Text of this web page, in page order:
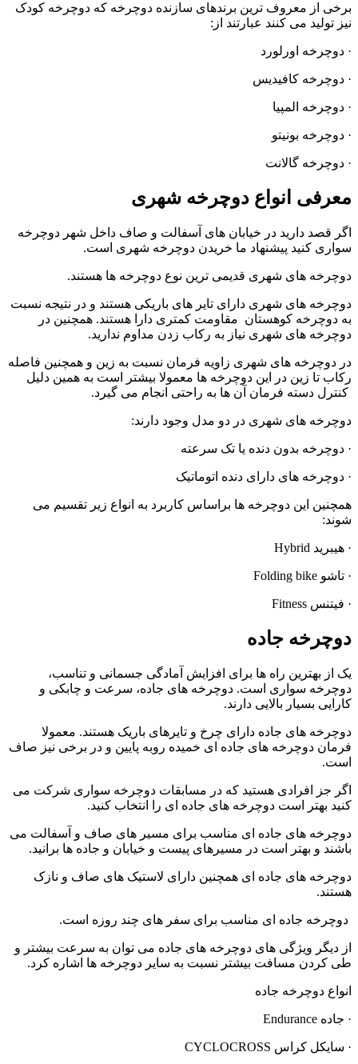
برخی از معروف ترین برندهای سازنده دوچرخه که دوچرخه کودک
نیز تولید می کنند عبارتند از:
· دوچرخه اورلورد
· دوچرخه کافیدیس
· دوچرخه المپیا
· دوچرخه بونیتو
· دوچرخه گالانت
معرفی انواع دوچرخه شهری
اگر قصد دارید در خیابان های آسفالت و صاف داخل شهر دوچرخه
سواری کنید پیشنهاد ما خریدن دوچرخه شهری است.
دوچرخه های شهری قدیمی ترین نوع دوچرخه ها هستند.
دوچرخه های شهری دارای تایر های باریکی هستند و در نتیجه نسبت
به دوچرخه کوهستان مقاومت کمتری دارا هستند. همچنین در
دوچرخه های شهری نیاز به رکاب زدن مداوم ندارید.
در دوچرخه های شهری زاویه فرمان نسبت به زین و همچنین فاصله
رکاب تا زین در این دوچرخه ها معمولا بیشتر است به همین دلیل
کنترل دسته فرمان آن ها به راحتی انجام می گیرد.
دوچرخه های شهری در دو مدل وجود دارند:
· دوچرخه بدون دنده یا تک سرعته
· دوچرخه های دارای دنده اتوماتیک
همچنین این دوچرخه ها براساس کاربرد به انواع زیر تقسیم می
شوند:
· هیبرید Hybrid
· تاشو Folding bike
· فیتنس Fitness
دوچرخه جاده
یک از بهترین راه ها برای افزایش آمادگی جسمانی و تناسب،
دوچرخه سواری است. دوچرخه های جاده، سرعت و چابکی و
کارایی بسیار بالایی دارند.
دوچرخه های جاده دارای چرخ و تایرهای باریک هستند. معمولا
فرمان دوچرخه های جاده ای خمیده روبه پایین و در برخی نیز صاف
است.
اگر جز افرادی هستید که در مسابقات دوچرخه سواری شرکت می
کنید بهتر است دوچرخه های جاده ای را انتخاب کنید.
دوچرخه های جاده ای مناسب برای مسیر های صاف و آسفالت می
باشند و بهتر است در مسیرهای پیست و خیابان و جاده ها برانید.
دوچرخه های جاده ای همچنین دارای لاستیک های صاف و نازک
هستند.
دوچرخه جاده ای مناسب برای سفر های چند روزه است.
از دیگر ویژگی های دوچرخه های جاده می توان به سرعت بیشتر و
طی کردن مسافت بیشتر نسبت به سایر دوچرخه ها اشاره کرد.
انواع دوچرخه جاده
· جاده Endurance
· سایکل کراس CYCLOCROSS